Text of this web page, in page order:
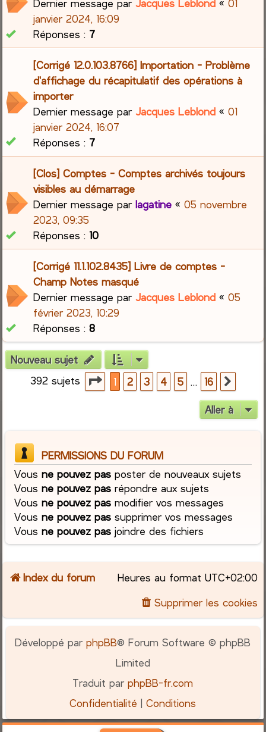
Dernier message parJacques Leblond «01
janvier 2024, 16:09
Réponses : 7
[Corrigé 12.0.103.8766] Importation - Problème
d'affichage du récapitulatif des opérations à
importer
Dernier message parJacques Leblond «01
janvier 2024, 16:07
Réponses : 7
[Clos] Comptes - Comptes archivés toujours
visibles au démarrage
Dernier message parlagatine «05 novembre
2023, 09:35
Réponses :10
[Corrigé 11.1.102.8435] Livre de comptes -
Champ Notes masqué
Dernier message parJacques Leblond «05
février 2023, 10:29
Réponses :8
Nouveau sujet
392 sujets
Page1sur 16
1 2 3 4 5 … 16
Aller à
PERMISSIONS DU FORUM
Vousne pouvez pas poster de nouveaux sujets
Vousne pouvez pas répondre aux sujets
Vousne pouvez pas modifier vos messages
Vousne pouvez pas supprimer vos messages
Vousne pouvez pas joindre des fichiers
Index du forum Heures au format UTC+02:00
Supprimer les cookies
Développé parphpBB® Forum Software © phpBB
Limited
Traduit parphpBB-fr.com
Confidentialité |Conditions